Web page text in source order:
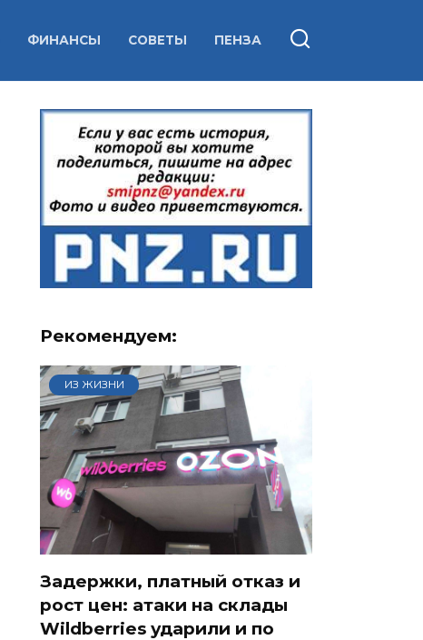
ФИНАНСЫ СОВЕТЫ ПЕНЗА
Рекомендуем:
ИЗ ЖИЗНИ
Задержки, платный отказ и
рост цен: атаки на склады
Wildberries ударили и по